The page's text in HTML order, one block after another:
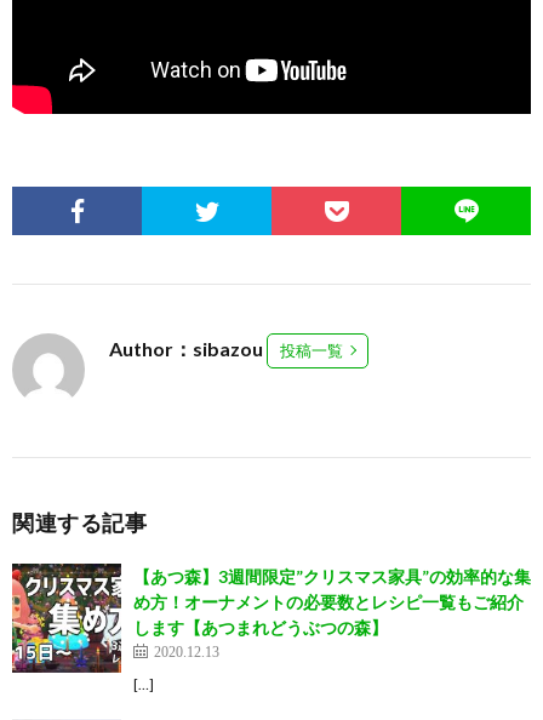
Author：sibazou 投稿一覧
関連する記事
【あつ森】3週間限定”クリスマス家具”の効率的な集
め方！オーナメントの必要数とレシピ一覧もご紹介
します【あつまれどうぶつの森】
2020.12.13
[…]